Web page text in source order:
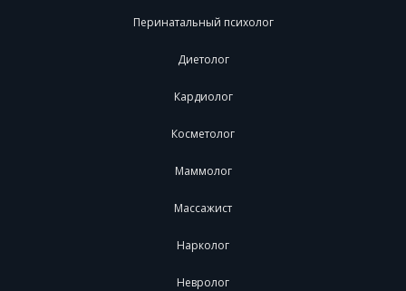
Перинатальный психолог
Диетолог
Кардиолог
Косметолог
Маммолог
Массажист
Нарколог
Невролог